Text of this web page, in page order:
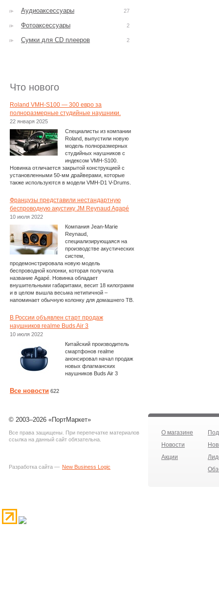
Аудиоаксессуары 27
Фотоаксессуары 2
Сумки для CD плееров 2
Что нового
Roland VMH-S100 — 300 евро за
полноразмерные студийные наушники.
22 января 2025
Специалисты из компании
Roland, выпустили новую
модель полноразмерных
студийных наушников с
индексом VMH-S100.
Новинка отличается закрытой конструкцией с
установленными 50-мм драйверами, которые
также используются в модели VMH-D1 V-Drums.
Французы представили нестандартную
беспроводную акустику JM Reynaud Agapé
10 июля 2022
Компания Jean-Marie
Reynaud,
специализирующаяся на
производстве акустических
систем,
продемонстрировала новую модель
беспроводной колонки, которая получила
название Agapé. Новинка обладает
внушительными габаритами, весит 18 килограмм
и в целом вышла весьма нетипичной –
напоминает обычную колонку для домашнего ТВ.
В России объявлен старт продаж
наушников realme Buds Air 3
10 июля 2022
Китайский производитель
смартфонов realme
анонсировал начал продаж
новых флагманских
наушников Buds Air 3
Все новости 622
© 2003–2026 «ПортМаркет»
Все права защищены. При перепечатке материалов
ссылка на данный сайт обязательна.
Разработка сайта — New Business Logic
О магазине
Новости
Акции